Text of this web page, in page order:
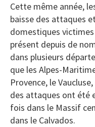
Cette même année,
baisse des attaques
domestiques
présent depuis de
dans plusieurs
que les Alpes-
Provence, le
des attaques ont été
fois dans le Massif
dans le Calvados.